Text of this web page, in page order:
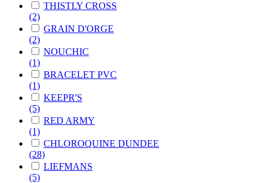
THISTLY CROSS
(2)
GRAIN D'ORGE
(2)
NOUCHIC
(1)
BRACELET PVC
(1)
KEEPR'S
(5)
RED ARMY
(1)
CHLOROQUINE DUNDEE
(28)
LIEFMANS
(5)